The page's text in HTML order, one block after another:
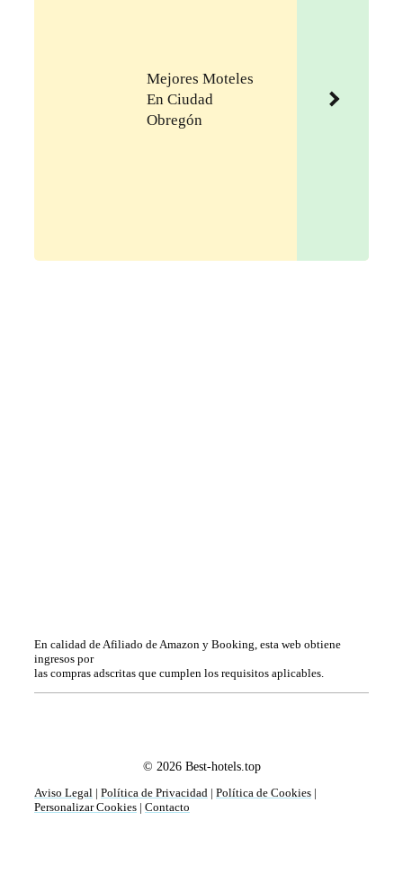
Mejores Moteles
En Ciudad
Obregón
En calidad de Afiliado de Amazon y Booking, esta web obtiene
ingresos por
las compras adscritas que cumplen los requisitos aplicables.
© 2026 Best-hotels.top
Aviso Legal | Política de Privacidad | Política de Cookies |
Personalizar Cookies | Contacto